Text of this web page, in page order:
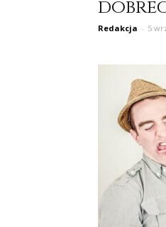
Redakcja - 5